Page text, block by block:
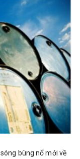
bùng nổ mới về